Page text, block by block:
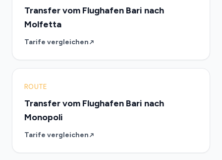
Transfer vom Flughafen Bari nach
Molfetta
Tarife vergleichen
ROUTE
Transfer vom Flughafen Bari nach
Monopoli
Tarife vergleichen